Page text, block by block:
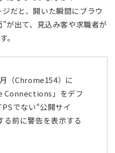
だと、開いた瞬間にブラウ
が出て、見込み客や求職者が
。
（Chrome154）に
Connections」をデフ
でない“公開サイ
る前に警告を表示する